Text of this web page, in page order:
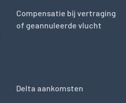
Compensatie bij vertraging
of geannuleerde vlucht
Delta aankomsten